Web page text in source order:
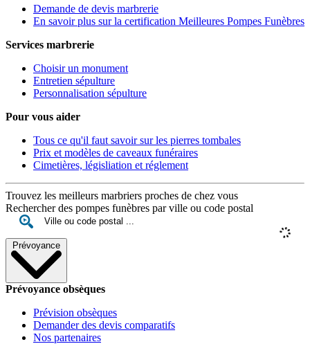
Demande de devis marbrerie
En savoir plus sur la certification Meilleures Pompes Funèbres
Services marbrerie
Choisir un monument
Entretien sépulture
Personnalisation sépulture
Pour vous aider
Tous ce qu'il faut savoir sur les pierres tombales
Prix et modèles de caveaux funéraires
Cimetières, législiation et réglement
Trouvez les meilleurs marbriers proches de chez vous
Rechercher des pompes funèbres par ville ou code postal
Prévoyance
Prévoyance obsèques
Prévision obsèques
Demander des devis comparatifs
Nos partenaires